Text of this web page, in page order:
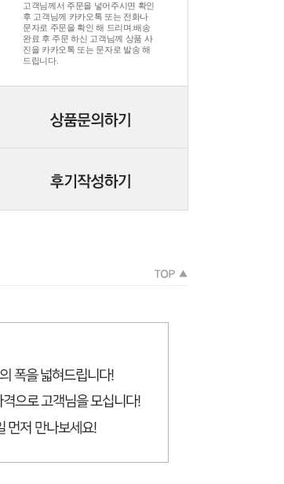
고객님께서 주문을 넣어주시면 확인
후 고객님께 카카오톡 또는 전화나
문자로 주문을 확인 해 드리며.배송
완료 후 주문 하신 고객님께 상품 사
진을 카카오톡 또는 문자로 발송 해
드립니다.